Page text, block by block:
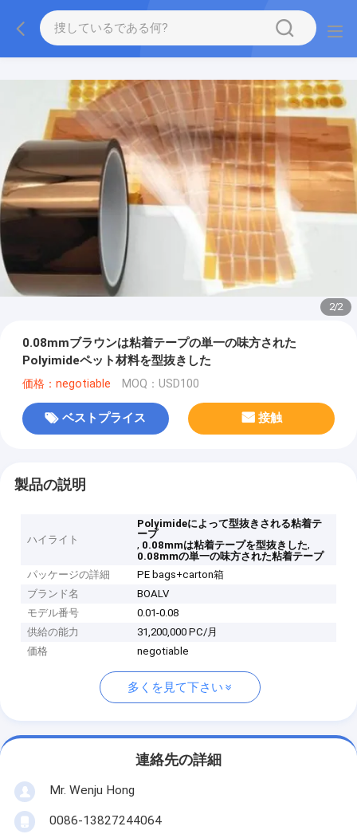
2/2
0.08mmブラウンは粘着テープの単一の味方された
Polyimideペット材料を型抜きした
価格：negotiable MOQ：USD100
ベストプライス 接触
製品の説明
ハイライト
Polyimideによって型抜きされる粘着テ
ープ
, 0.08mmは粘着テープを型抜きした,
0.08mmの単一の味方された粘着テープ
パッケージの詳細
PE bags+carton箱
ブランド名
BOALV
モデル番号
0.01-0.08
供給の能力
31,200,000 PC/月
価格
negotiable
多くを見て下さい
連絡先の詳細
Mr. Wenju Hong
0086-13827244064